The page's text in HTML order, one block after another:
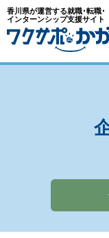
香川県が運営する就職･転職･
インターンシップ支援サイト
業種を選ぶ
メーカー